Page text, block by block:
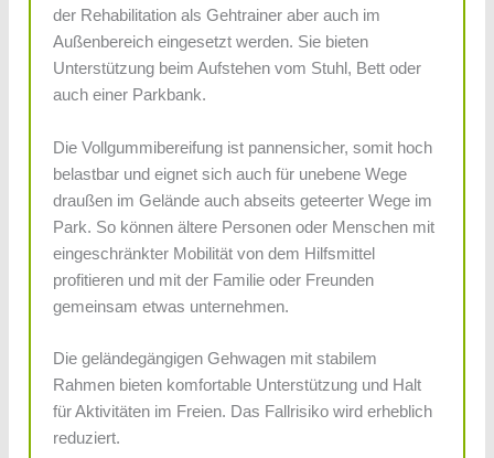
der Rehabilitation als Gehtrainer aber auch im
Außenbereich eingesetzt werden. Sie bieten
Unterstützung beim Aufstehen vom Stuhl, Bett oder
auch einer Parkbank.
Die Vollgummibereifung ist pannensicher, somit hoch
belastbar und eignet sich auch für unebene Wege
draußen im Gelände auch abseits geteerter Wege im
Park. So können ältere Personen oder Menschen mit
eingeschränkter Mobilität von dem Hilfsmittel
profitieren und mit der Familie oder Freunden
gemeinsam etwas unternehmen.
Die geländegängigen Gehwagen mit stabilem
Rahmen bieten komfortable Unterstützung und Halt
für Aktivitäten im Freien. Das Fallrisiko wird erheblich
reduziert.